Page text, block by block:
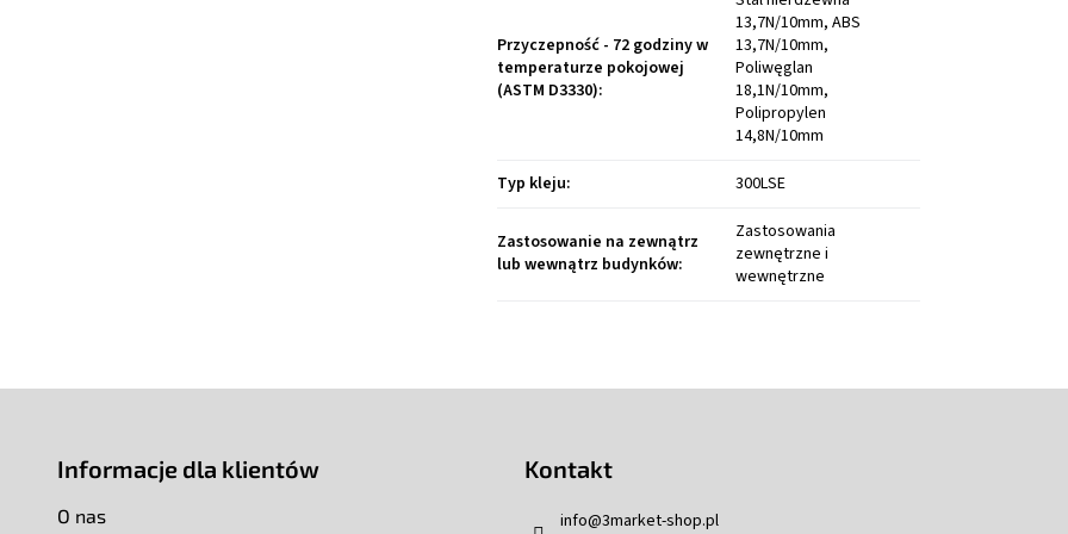
Przyczepność - 72 godziny w
temperaturze pokojowej
(ASTM D3330):
13,7N/10mm, ABS
13,7N/10mm,
Poliwęglan
18,1N/10mm,
Polipropylen
14,8N/10mm
Typ kleju: 300LSE
Zastosowanie na zewnątrz
lub wewnątrz budynków:
Zastosowania
zewnętrzne i
wewnętrzne
Informacje dla klientów
O nas
Kontakt
info@3market-shop.pl